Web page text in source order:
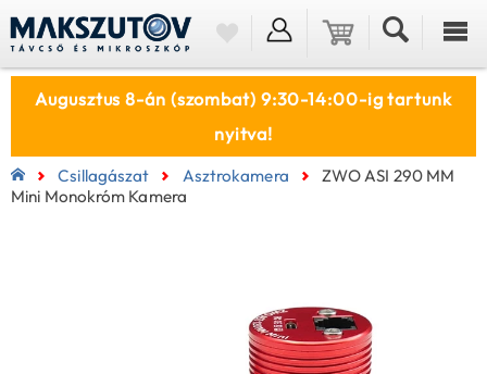
Augusztus 8-án (szombat) 9:30-14:00-ig tartunk
nyitva!
Csillagászat Asztrokamera
ZWO ASI 290 MM
Mini Monokróm Kamera